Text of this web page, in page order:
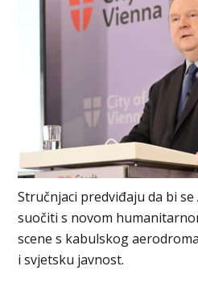
Stručnjaci predviđaju da bi
suočiti s novom
scene s kabulskog
i svjetsku javnost.